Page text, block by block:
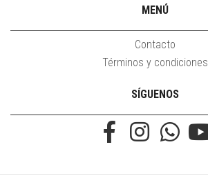
MENÚ
Contacto
Términos y condiciones
SÍGUENOS